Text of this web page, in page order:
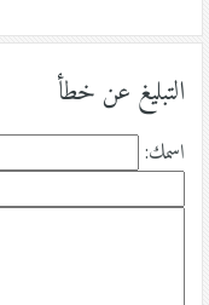
التبليغ عن خطأ
اسمك: